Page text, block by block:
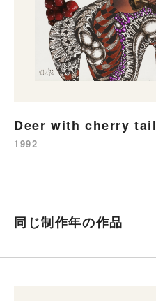
Deer with cherry tail
1992
同じ制作年の作品